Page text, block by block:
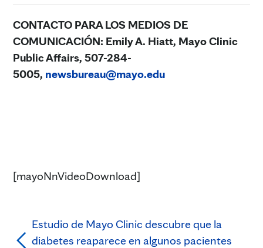
CONTACTO PARA LOS MEDIOS DE
COMUNICACIÓN: Emily A. Hiatt, Mayo Clinic
Public Affairs, 507-284-
5005, newsbureau@mayo.edu
[mayoNnVideoDownload]
Estudio de Mayo Clinic descubre que la
diabetes reaparece en algunos pacientes